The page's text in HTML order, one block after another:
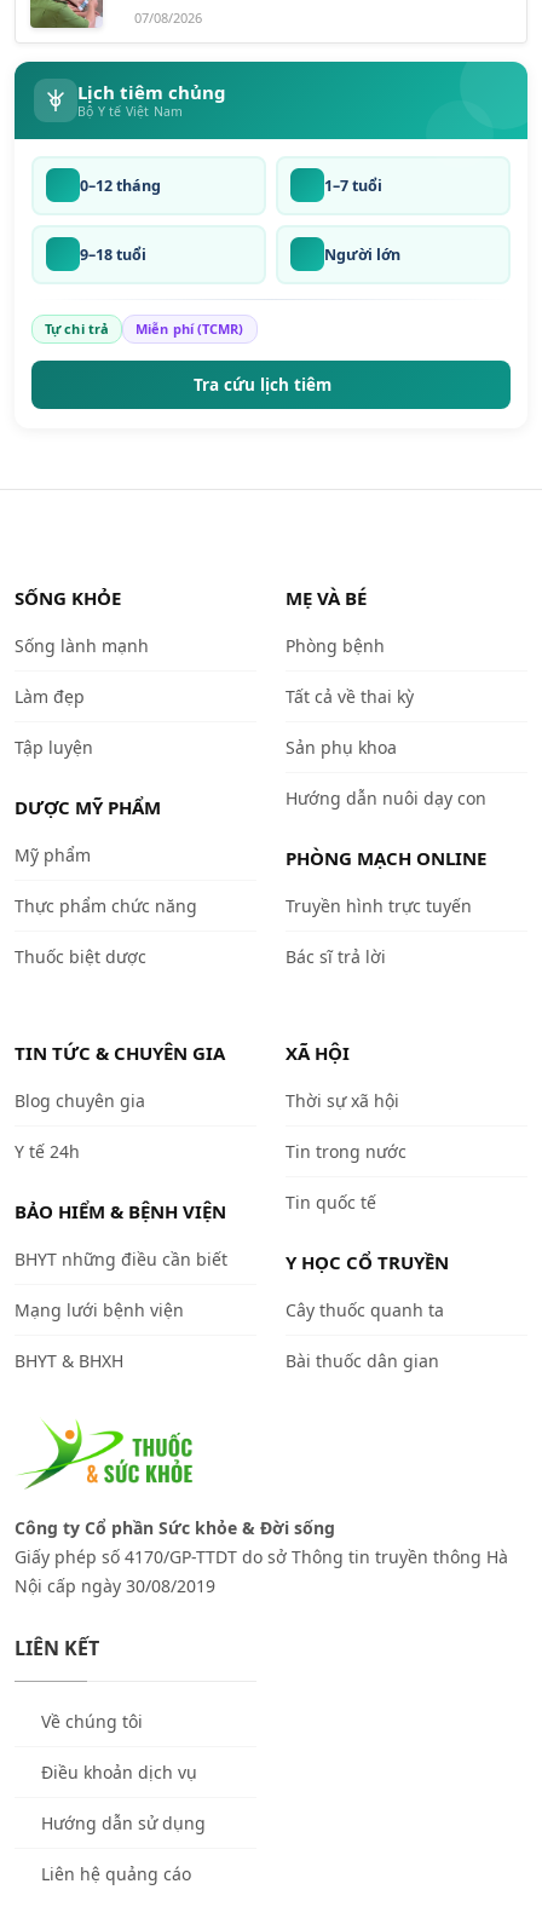
07/08/2026
Lịch tiêm chủng
Bộ Y tế Việt Nam
0–12 tháng 1–7 tuổi
9–18 tuổi Người lớn
Tự chi trả Miễn phí (TCMR)
Tra cứu lịch tiêm
SỐNG KHỎE
Sống lành mạnh
Làm đẹp
Tập luyện
DƯỢC MỸ PHẨM
Mỹ phẩm
Thực phẩm chức năng
Thuốc biệt dược
MẸ VÀ BÉ
Phòng bệnh
Tất cả về thai kỳ
Sản phụ khoa
Hướng dẫn nuôi dạy con
PHÒNG MẠCH ONLINE
Truyền hình trực tuyến
Bác sĩ trả lời
TIN TỨC & CHUYÊN GIA
Blog chuyên gia
Y tế 24h
BẢO HIỂM & BỆNH VIỆN
BHYT những điều cần biết
Mạng lưới bệnh viện
BHYT & BHXH
XÃ HỘI
Thời sự xã hội
Tin trong nước
Tin quốc tế
Y HỌC CỔ TRUYỀN
Cây thuốc quanh ta
Bài thuốc dân gian
Công ty Cổ phần Sức khỏe & Đời sống
Giấy phép số 4170/GP-TTDT do sở Thông tin truyền thông Hà
Nội cấp ngày 30/08/2019
LIÊN KẾT
Về chúng tôi
Điều khoản dịch vụ
Hướng dẫn sử dụng
Liên hệ quảng cáo